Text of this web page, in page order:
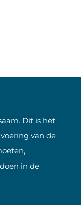
Dit is het
van de
in de